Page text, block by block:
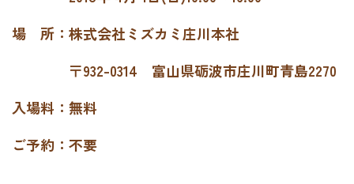
場 所：株式会社ミズカミ庄川本社
〒932-0314 富山県砺波市庄川町青島2270
入場料：無料
ご予約：不要